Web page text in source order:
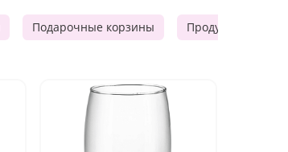
Подарочные корзины Продуктовые